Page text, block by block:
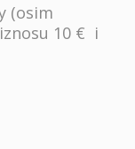
(osim
10 € i